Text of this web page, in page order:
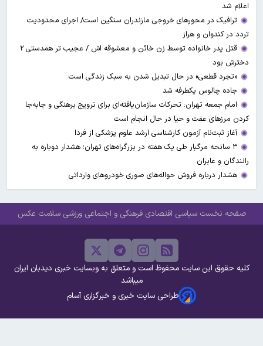
اعلام شد
ترافیک در محورهای خروجی مازندران سنگین است/ اجرای محدودیت
تردد در کندوان و هراز
قتل پدر خانواده توسط زن خائن و معشوقه اش / عجیب تر همدستی ۲
دخترش بود
«تجرد قطعی» در حال تبدیل شدن به سبک زندگی است
جاده چالوس یکطرفه شد
امام جمعه تهران: تحرکات سازمان‌یافته‌ای برای ترویج برهنگی و جابه‌جا
کردن مرزهای عفت و حیا در حال انجام است
آغاز ثبت‌نام‌ آزمون کارشناسی ارشد علوم پزشکی از فردا
۳ سانحه مرگبار طی یک هفته در بزرگراه‌های تهران؛ هشدار دوباره به
رانندگان و عابران
هشدار درباره فروش حواله‌های صوری خودروهای وارداتی
صفحه نخست سیاسی اقتصادی فرهنگی و اجتماعی ورزشی سلامت عکس
کلیه حقوق این سایت محفوظ است و متعلق به وبسایت خبری دیدبان ایران
میباشد
طراحی سایت خبری و خبرگزاری آسام